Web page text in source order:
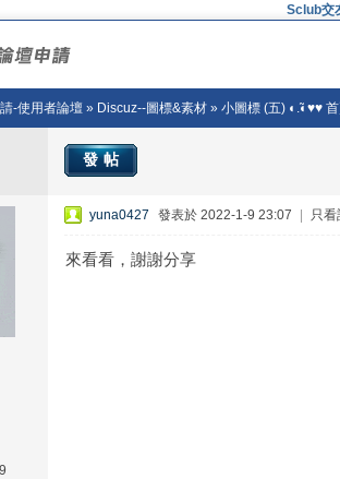
Sclub交
-使用者論壇» Discuz--圖標&素材» 小圖標 (五) ◐.̃◐♥♥
發帖
yuna0427 發表於 2022-1-9 23:07 只看
來看看，謝謝分享